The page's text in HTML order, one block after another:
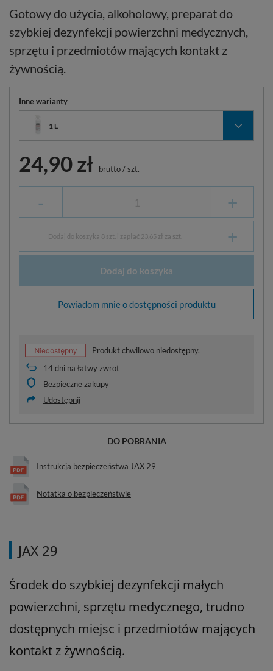
Gotowy do użycia, alkoholowy, preparat do
szybkiej dezynfekcji powierzchni medycznych,
sprzętu i przedmiotów mających kontakt z
żywnością.
Inne warianty
1 L
24,90 zł brutto/szt.
- +
Dodaj do koszyka 8 szt. i zapłać 23,65 zł za szt. +
Dodaj do koszyka
Powiadom mnie o dostępności produktu
Produkt chwilowo niedostępny.
14dni na łatwy zwrot
Bezpieczne zakupy
Udostępnij
DO POBRANIA
Instrukcja bezpieczeństwa JAX 29
Notatka o bezpieczeństwie
JAX 29
Środek do szybkiej dezynfekcji małych
powierzchni, sprzętu medycznego, trudno
dostępnych miejsc i przedmiotów mających
kontakt z żywnością.